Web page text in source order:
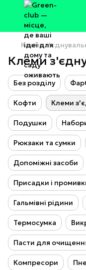
Клеми
Клеми
Без розділу
Кофти Клеми
Подушки
Рюкзаки та сумки
Допоміжні засоби
Присадки і
Гальмівні рідини
Термосумка
Пасти для
Компресори